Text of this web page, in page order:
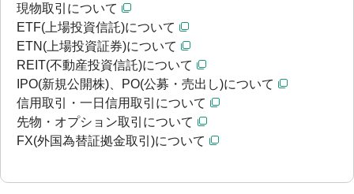
現物取引について
ETF(上場投資信託)について
ETN(上場投資証券)について
REIT(不動産投資信託)について
IPO(新規公開株)、PO(公募・売出し)について
信用取引・一日信用取引について
先物・オプション取引について
FX(外国為替証拠金取引)について